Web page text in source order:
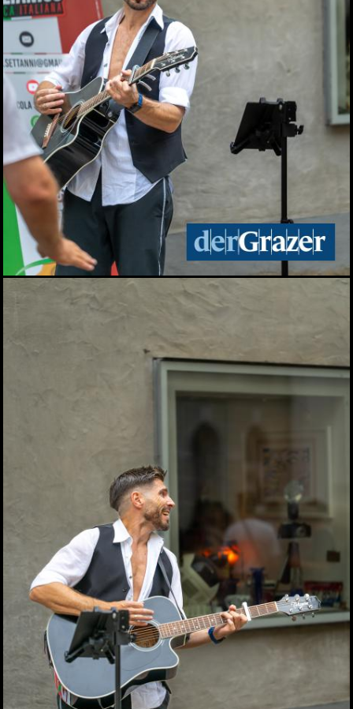
10.05.2026
Veganmania am Grazer
Hauptplatz
09.05.2026
econet 2026 Wirtschaft.
Recht. Sicherheit
06.05.2026
Lendwirbel das
Straßenfest 2026
04.05.2026
Rund tausend Teilnehmer
beim Maiaufmarsch der
SPÖ in Graz
01.05.2026
Für ein gutes Leben: KPÖ
marschierte am 1. Mai in
Das eleven feiert seinen
Schlagergarten Gloria
ESC Starter Cosmo sang
im Murpark
27.04.2026
Die Meisterfeier der Graz
99ers
26.04.2026
Lendstrom: Live-Musik,
Kulinarik und gute
Stimmung
23.04.2026